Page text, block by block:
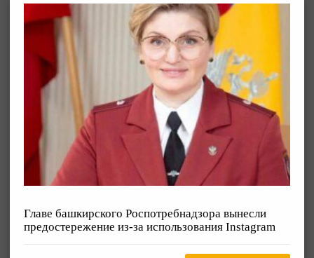
Главе башкирского Роспотребнадзора вынесли
предостережение из-за использования Instagram